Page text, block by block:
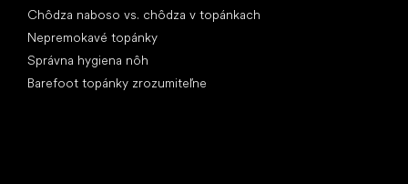
Chôdza naboso vs. chôdza v topánkach
Nepremokavé topánky
Správna hygiena nôh
Barefoot topánky zrozumiteľne